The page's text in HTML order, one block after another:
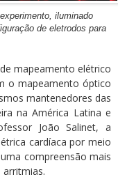
iluminado
de eletrodos para
mapeamento elétrico
o mapeamento óptico
mantenedores das
na América Latina e
João Salinet, a
cardíaca por meio
compreensão mais